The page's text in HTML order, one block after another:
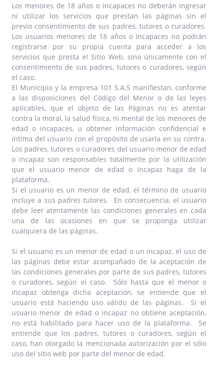
Los menores de 18 años o incapaces no deberán ingresar
ni utilizar los servicios que prestan las páginas sin el
previo consentimiento de sus padres, tutores o curadores.
Los usuarios menores de 18 años o incapaces no podrán
registrarse por su propia cuenta para acceder a los
servicios que presta el Sitio Web, sino únicamente con el
consentimiento de sus padres, tutores o curadores, según
el caso.
El Municipio y la empresa 101 S.A.S manifiestan, conforme
a las disposiciones del Código del Menor o de las leyes
aplicables, que el objeto de las Páginas no es atentar
contra la moral, la salud física, ni mental de los menores de
edad o incapaces, u obtener información confidencial e
íntima del usuario con el propósito de usarla en su contra.
Los padres, tutores o curadores del usuario menor de edad
o incapaz son responsables totalmente por la utilización
que el usuario menor de edad o incapaz haga de la
plataforma.
Si el usuario es un menor de edad, el término de usuario
incluye a sus padres tutores. En consecuencia, el usuario
debe leer atentamente las condiciones generales en cada
una de las ocasiones en que se proponga utilizar
cualquiera de las páginas.
Si el usuario es un menor de edad o un incapaz, el uso de
las páginas debe estar acompañado de la aceptación de
las condiciones generales por parte de sus padres, tutores
o curadores, según el caso. Sólo hasta que el menor o
incapaz obtenga dicha aceptación, se entiende que el
usuario está haciendo uso válido de las páginas. Si el
usuario menor de edad o incapaz no obtiene aceptación,
no está habilitado para hacer uso de la plataforma. Se
entiende que los padres, tutores o curadores, según el
caso, han otorgado la mencionada autorización por el sólo
uso del sitio web por parte del menor de edad.